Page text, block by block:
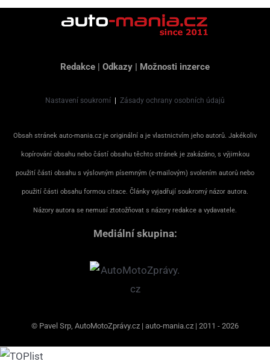
Redakce | Odkazy | Možnosti inzerce
Nastavení soukromí | Zásady ochrany osobních údajů
Obsah stránek auto-mania.cz je originální a je vlastnictvím jeho autorů. Jakékoliv
kopírování obsahu nebo částí obsahu těchto stránek je zakázáno, s výjimkou
použití části obsahu s výslovným písemným (e-mailovým) svolením autorů nebo
použití části obsahu formou citace. Články vyjadřují soukromý názor autora.
Názory autora se nemusí ztotožňovat s názory redakce a vydavatele.
Mediální skupina:
© Pavel Srp, AutoMotoZprávy.cz | auto-mania.cz | 2011 - 2026